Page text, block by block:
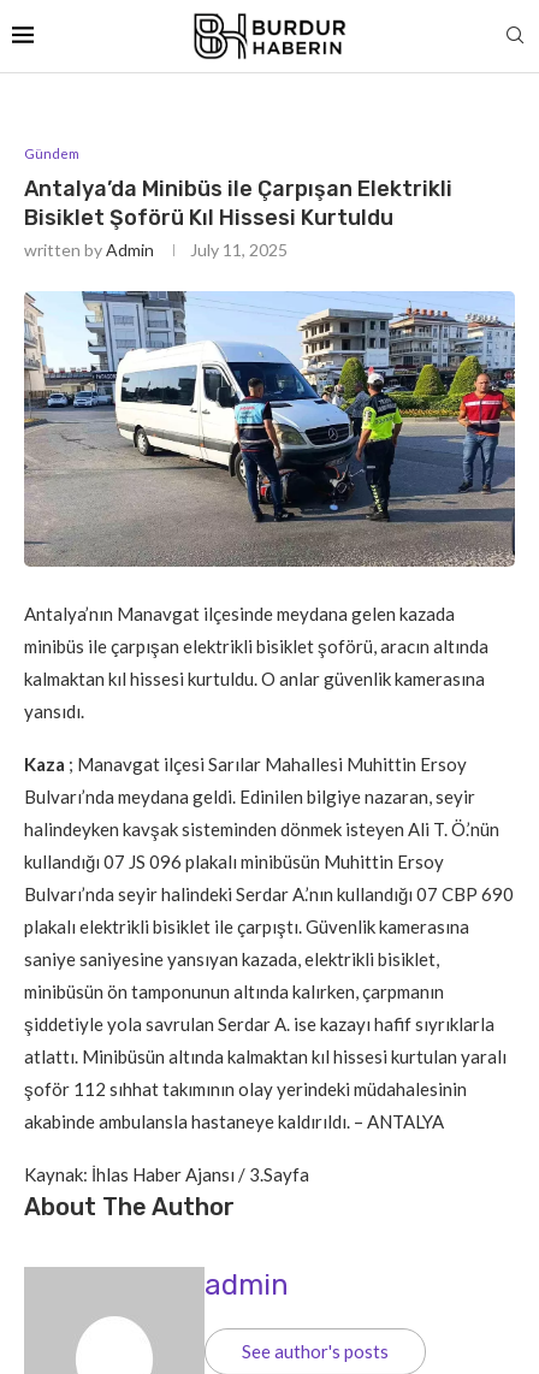
Gündem
Antalya’da Minibüs ile Çarpışan Elektrikli
Bisiklet Şoförü Kıl Hissesi Kurtuldu
written byAdmin July 11, 2025
Antalya’nın Manavgat ilçesinde meydana gelen kazada
minibüs ile çarpışan elektrikli bisiklet şoförü, aracın altında
kalmaktan kıl hissesi kurtuldu. O anlar güvenlik kamerasına
yansıdı.
Kaza ; Manavgat ilçesi Sarılar Mahallesi Muhittin Ersoy
Bulvarı’nda meydana geldi. Edinilen bilgiye nazaran, seyir
halindeyken kavşak sisteminden dönmek isteyen Ali T. Ö.’nün
kullandığı 07 JS 096 plakalı minibüsün Muhittin Ersoy
Bulvarı’nda seyir halindeki Serdar A.’nın kullandığı 07 CBP 690
plakalı elektrikli bisiklet ile çarpıştı. Güvenlik kamerasına
saniye saniyesine yansıyan kazada, elektrikli bisiklet,
minibüsün ön tamponunun altında kalırken, çarpmanın
şiddetiyle yola savrulan Serdar A. ise kazayı hafif sıyrıklarla
atlattı. Minibüsün altında kalmaktan kıl hissesi kurtulan yaralı
şoför 112 sıhhat takımının olay yerindeki müdahalesinin
akabinde ambulansla hastaneye kaldırıldı. – ANTALYA
Kaynak: İhlas Haber Ajansı / 3.Sayfa
About The Author
admin
See author's posts